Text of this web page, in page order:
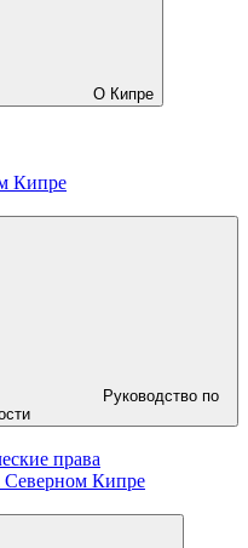
О Кипре
Кипре
Руководство по
права
Северном Кипре